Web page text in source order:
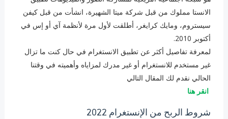
الانستا مملوك من قبل شركة ميتا الشهيرة، انشأت من قبل كيفن
سيستروم، ومايك كرايغر، أطلقت لأول مرة لأنظمة آي أو إس في
أكتوبر 2010.
لمعرفة تفاصيل أكثر عن تطبيق الانستغرام ‏في حال كنت ما تزال
غير مستخدم للانستغرام أو غير مدرك لمزاياه وأهميته في وقتنا
الحالي نقدم لك المقال التالي
انقر هنا
شروط الربح من الإنستغرام 2022